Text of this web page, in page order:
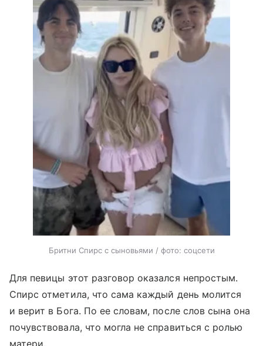
Бритни Спирс с сыновьями / фото: соцсети
Для певицы этот разговор оказался непростым.
Спирс отметила, что сама каждый день молится
и верит в Бога. По ее словам, после слов сына она
почувствовала, что могла не справиться с ролью